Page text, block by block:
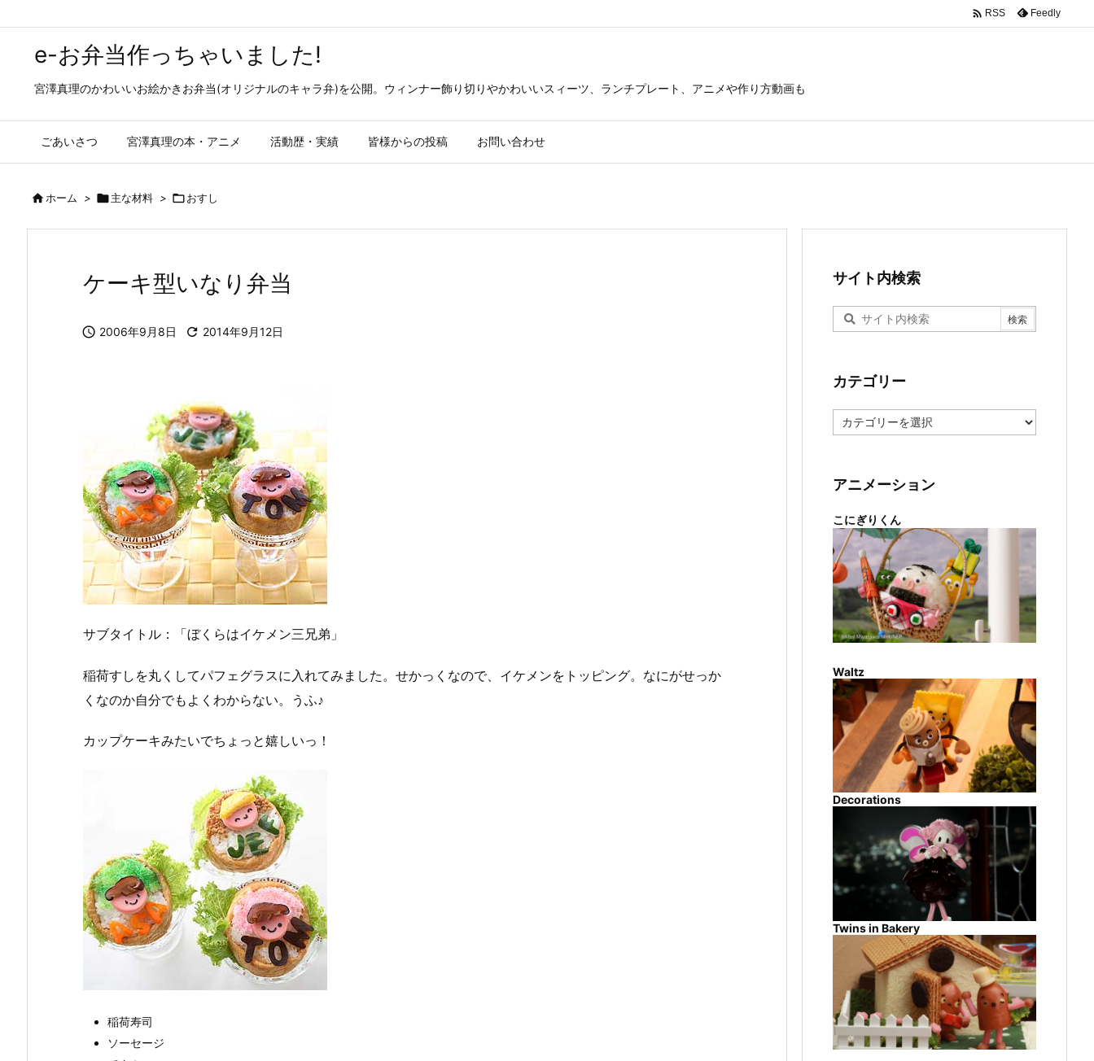
e-お弁当作っちゃいました!
宮澤真理のかわいいお絵かきお弁当(オリジナルのキャラ弁)を公開。ウィンナー飾り切りやかわいいスィーツ、ランチプレート、アニメや作り方動画も
ごあいさつ 宮澤真理の本・アニメ 活動歴・実績 皆様からの投稿 お問い合わせ
 RSS Feedly
ホーム > 主な材料 > おすし
ケーキ型いなり弁当
 2006年9月8日  2014年9月12日
サブタイトル：「ぼくらはイケメン三兄弟」
稲荷すしを丸くしてパフェグラスに入れてみました。せかっくなので、イケメンをトッピング。なにがせっか
くなのか自分でもよくわからない。うふ♪
カップケーキみたいでちょっと嬉しいっ！
稲荷寿司
ソーセージ
サイト内検索
カテゴリー
テ
ー
アニメーション
こにぎりくん
Waltz
Decorations
Twins in Bakery